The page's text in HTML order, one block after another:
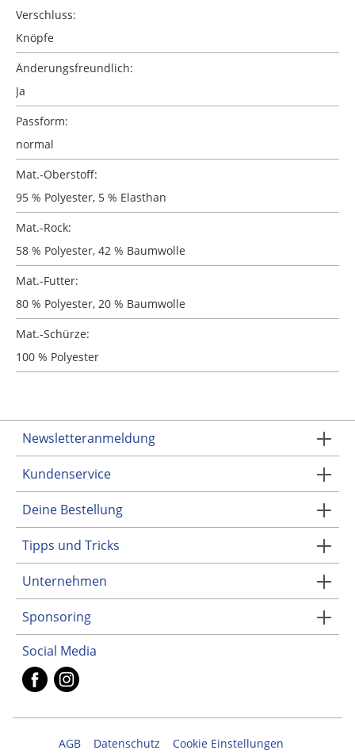
Verschluss:
Knöpfe
Änderungsfreundlich:
Ja
Passform:
normal
Mat.-Oberstoff:
95 % Polyester, 5 % Elasthan
Mat.-Rock:
58 % Polyester, 42 % Baumwolle
Mat.-Futter:
80 % Polyester, 20 % Baumwolle
Mat.-Schürze:
100 % Polyester
Newsletteranmeldung
Kundenservice
Deine Bestellung
Tipps und Tricks
Unternehmen
Sponsoring
Social Media
AGB Datenschutz Cookie Einstellungen